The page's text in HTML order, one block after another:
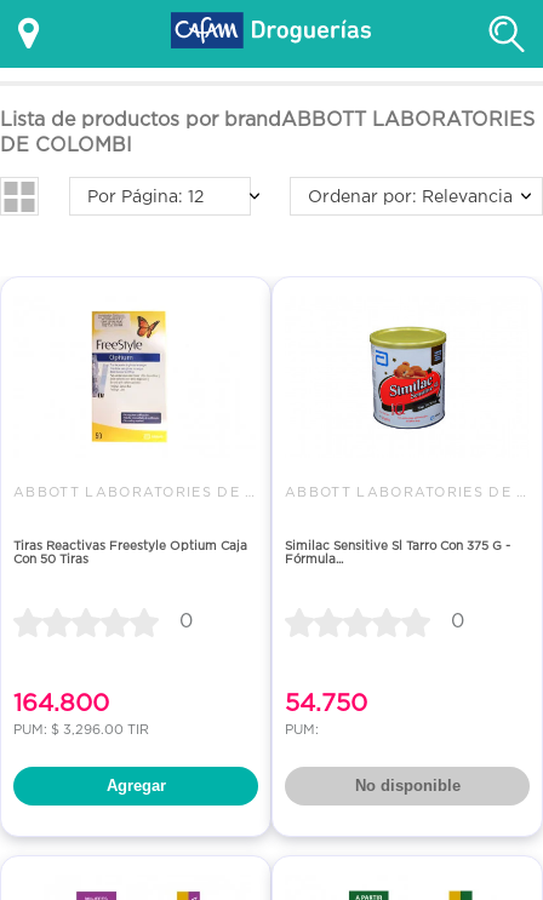
Lista de productos por brandABBOTT LABORATORIES
DE COLOMBI
Por Página: 12 Ordenar por: Relevancia
ABBOTT LABORATORIES DE COLOMBI
Tiras Reactivas Freestyle Optium Caja
Con 50 Tiras
0
164.800
PUM: $ 3,296.00 TIR
Agregar
ABBOTT LABORATORIES DE COLOMBI
Similac Sensitive Sl Tarro Con 375 G -
Fórmula...
0
54.750
PUM:
No disponible